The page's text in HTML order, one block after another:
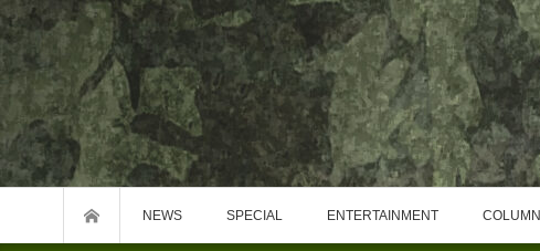
NEWS SPECIAL ENTERTAINMENT COLUMN